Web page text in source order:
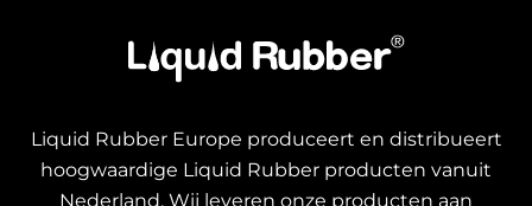
Liquid Rubber Europe produceert en distribueert
hoogwaardige Liquid Rubber producten vanuit
Nederland. Wij leveren onze producten aan